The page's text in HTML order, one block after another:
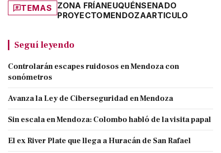
TEMAS ZONA FRÍANEUQUÉNSENADO
PROYECTOMENDOZAARTICULO
Seguí leyendo
Controlarán escapes ruidosos en Mendoza con
sonómetros
Avanza la Ley de Ciberseguridad en Mendoza
Sin escala en Mendoza: Colombo habló de la visita papal
El ex River Plate que llega a Huracán de San Rafael